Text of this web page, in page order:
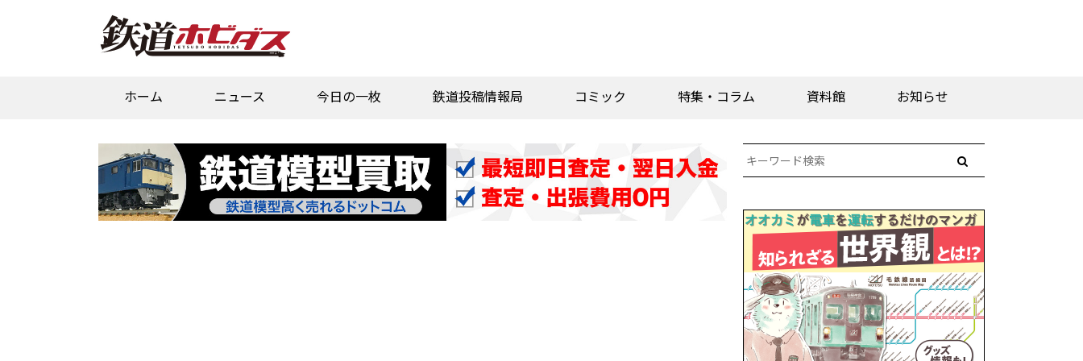
ホーム ニュース 今日の一枚 鉄道投稿情報局 コミック 特集・コラム 資料館 お知らせ